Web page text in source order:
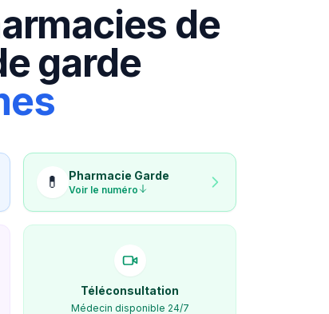
de
garde
💊 Pharmacie Garde
Voir le numéro
Téléconsultation
Médecin disponible 24/7